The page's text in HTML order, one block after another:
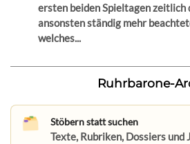
ersten beiden Spieltagen zeitlich
ansonsten ständig mehr
welches...
Ruhrbarone-
Stöbern statt suchen
Texte, Rubriken, Dossiers und